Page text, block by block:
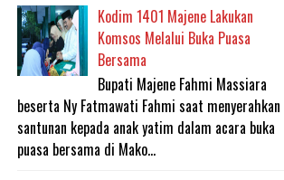
Kodim 1401 Majene Lakukan
Komsos Melalui Buka Puasa
Bersama
Bupati Majene Fahmi Massiara
beserta Ny Fatmawati Fahmi saat menyerahkan
santunan kepada anak yatim dalam acara buka
puasa bersama di Mako...